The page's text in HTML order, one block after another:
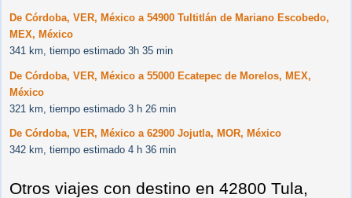
De Córdoba, VER, México a 54900 Tultitlán de Mariano Escobedo,
MEX, México
341 km, tiempo estimado 3h 35 min
De Córdoba, VER, México a 55000 Ecatepec de Morelos, MEX,
México
321 km, tiempo estimado 3 h 26 min
De Córdoba, VER, México a 62900 Jojutla, MOR, México
342 km, tiempo estimado 4 h 36 min
Otros viajes con destino en 42800 Tula,